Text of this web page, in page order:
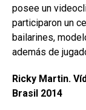
posee un
participaron un
bailarines,
además de
Ricky Martin.
Brasil 2014